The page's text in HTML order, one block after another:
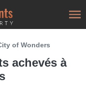
of Wonders
achevés à